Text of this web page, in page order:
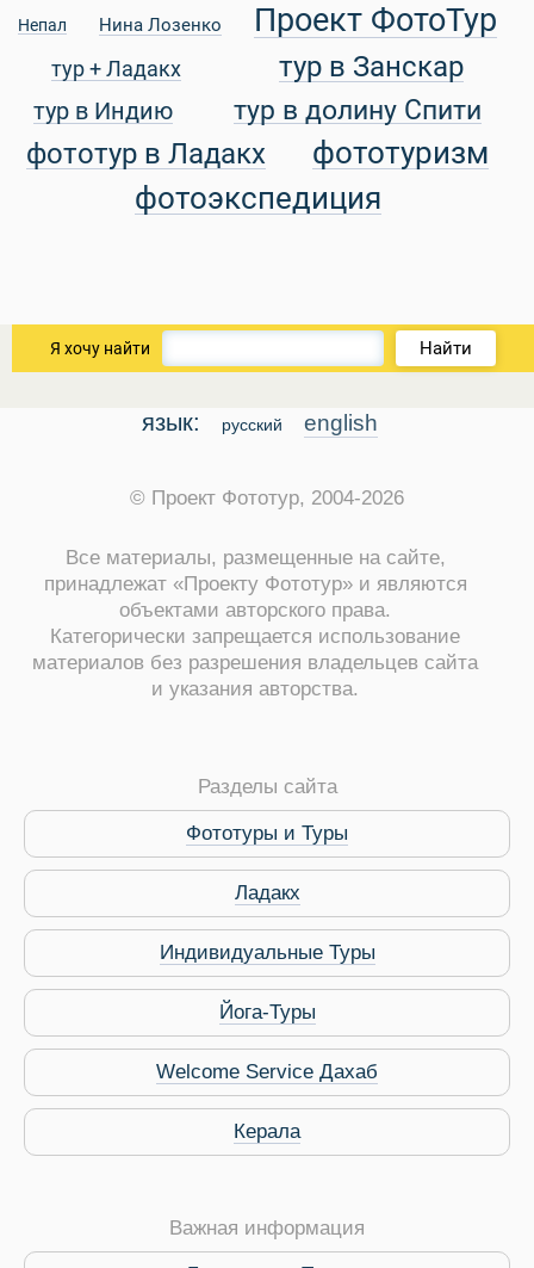
Виза в Индию
Непал Нина Лозенко Проект ФотоТур
тур + Ладакх тур в Занскар
тур в Индию тур в долину Спити
фототур в Ладакх
фототуризм
фотоэкспедиция
Я хочу найти Найти
язык: русский english
© Проект Фототур, 2004-2026
Все материалы, размещенные на сайте,
принадлежат «Проекту Фототур» и являются
объектами авторского права.
Категорически запрещается использование
материалов без разрешения владельцев сайта
и указания авторства.
Разделы сайта
Фототуры и Туры
Ладакх
Индивидуальные Туры
Йога-Туры
Welcome Service Дахаб
Керала
Важная информация